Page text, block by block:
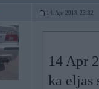
14. Apr 2013, 23:32
14 Apr
ka eljas